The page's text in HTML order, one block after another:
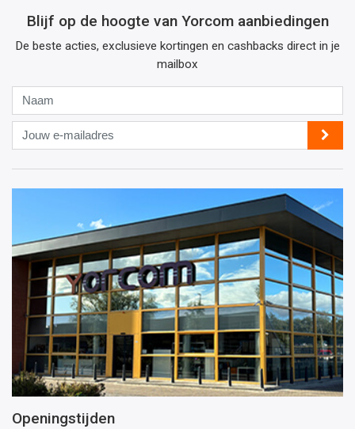
Blijf op de hoogte van Yorcom aanbiedingen
De beste acties, exclusieve kortingen en cashbacks direct in je
mailbox
Jouw
e-
mailadres
Openingstijden